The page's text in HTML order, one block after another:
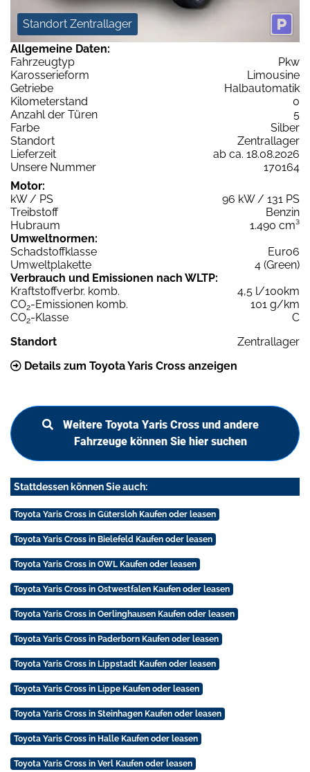
Standort Zentrallager
Allgemeine Daten:
Fahrzeugtyp
Pkw
Karosserieform
Limousine
Getriebe
Halbautomatik
Kilometerstand
0
Anzahl der Türen
5
Farbe
Silber
Standort
Zentrallager
Lieferzeit
ab ca. 18.08.2026
Unsere Nummer
170164
Motor:
kW / PS
96 kW / 131 PS
Treibstoff
Benzin
Hubraum
1.490 cm³
Umweltnormen:
Schadstoffklasse
Euro6
Umweltplakette
4 (Green)
Verbrauch und Emissionen nach WLTP:
Kraftstoffverbr. komb.
4,5 l/100km
CO2-Emissionen komb.
101 g/km
CO2-Klasse
C
Standort
Zentrallager
Details zum Toyota Yaris Cross anzeigen
Weitere Toyota Yaris Cross und andere
Fahrzeuge können Sie hier suchen
Stattdessen können Sie auch:
Toyota Yaris Cross in Gütersloh Kaufen oder leasen
Toyota Yaris Cross in Bielefeld Kaufen oder leasen
Toyota Yaris Cross in OWL Kaufen oder leasen
Toyota Yaris Cross in Ostwestfalen Kaufen oder leasen
Toyota Yaris Cross in Oerlinghausen Kaufen oder leasen
Toyota Yaris Cross in Paderborn Kaufen oder leasen
Toyota Yaris Cross in Lippstadt Kaufen oder leasen
Toyota Yaris Cross in Lippe Kaufen oder leasen
Toyota Yaris Cross in Steinhagen Kaufen oder leasen
Toyota Yaris Cross in Halle Kaufen oder leasen
Toyota Yaris Cross in Verl Kaufen oder leasen